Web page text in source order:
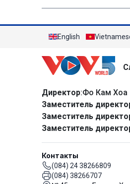
English
Директор:Фо Кам Хоа
Заместитель
Заместитель
Заместитель
Контакты
(084) 24 38266809
(084) 38266707